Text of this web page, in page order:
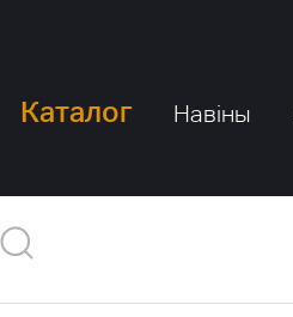
Каталог Навіны